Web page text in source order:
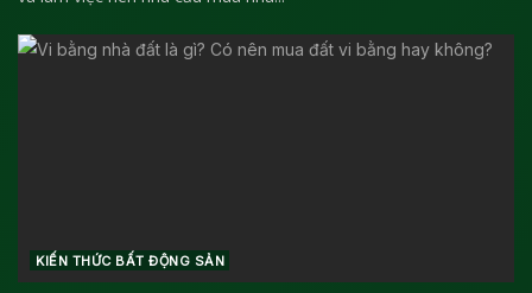
KIẾN THỨC BẤT ĐỘNG SẢN